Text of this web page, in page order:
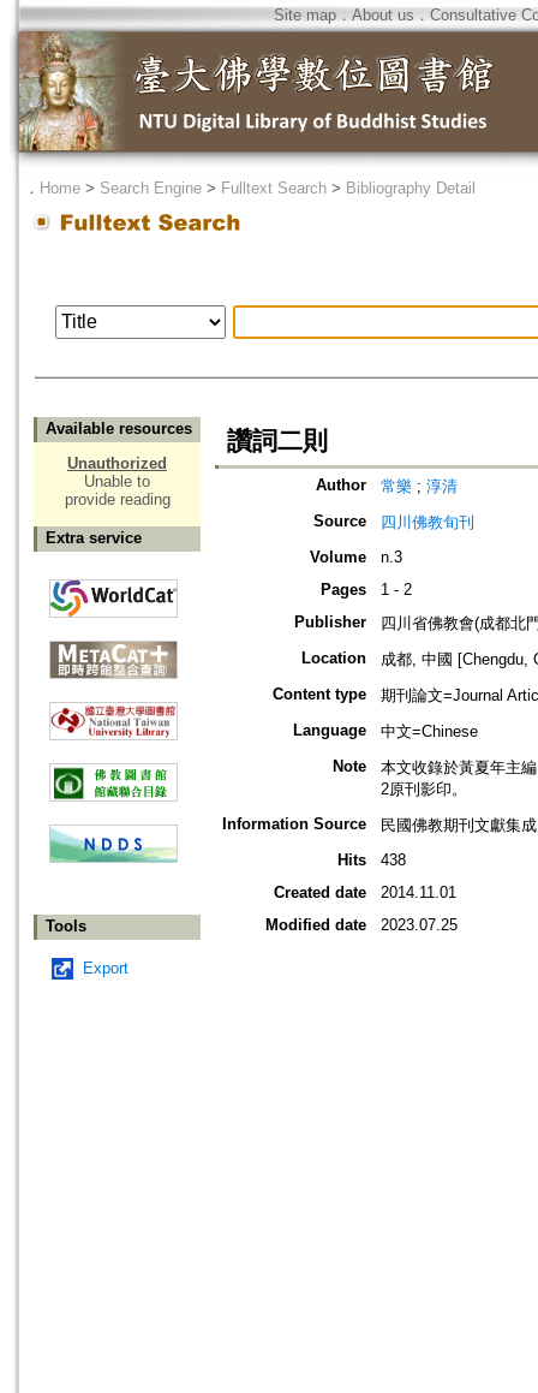
Site map．About us ． Consultative
． Home > Search Engine > Fulltext Search > Bibliography Detail
Available resources
Unauthorized
Unable to
provide reading
Extra service
Tools
Export
讚詞二則
Author 常樂 ; 淳清
Source
四川佛教旬刊
Volume
n.3
Pages
1 - 2
Publisher
四川省佛教會(成都北
Location
成都, 中國 [Chengdu,
Content type
期刊論文=Journal
Language
中文=Chinese
Note
本文收錄於黃夏年主
2原刊影印。
Information Source
民國佛教期刊文獻集
Hits
438
Created date
2014.11.01
Modified date
2023.07.25